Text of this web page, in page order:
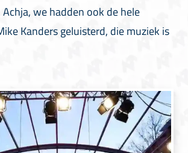
we hadden ook de hele
Kanders geluisterd, die muziek is